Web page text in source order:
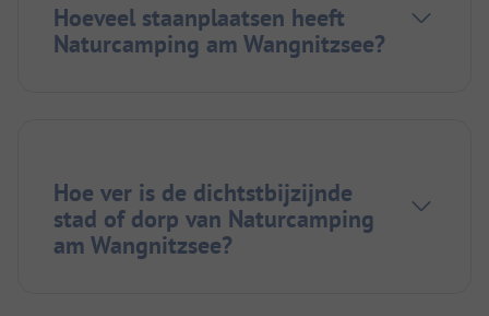
Hoeveel staanplaatsen heeft
Naturcamping am Wangnitzsee?
Hoe ver is de dichtstbijzijnde
stad of dorp van Naturcamping
am Wangnitzsee?